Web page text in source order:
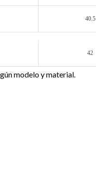
40.5
42
modelo y material.